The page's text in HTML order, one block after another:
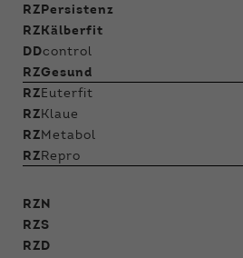
RZPersistenz
RZKälberfit
DDcontrol
RZGesund
RZEuterfit
RZKlaue
RZMetabol
RZRepro
RZN
RZS
RZD